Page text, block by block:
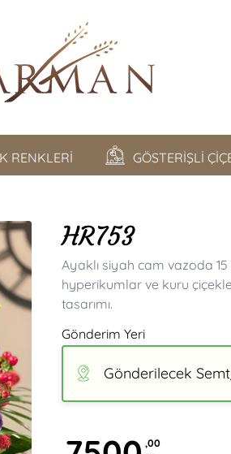
RENKLERİ GÖSTERİŞLİ
HR753
Ayaklı siyah cam vazoda 15
hyperikumlar ve kuru
tasarımı.
Gönderim Yeri
Gönderilecek
,00